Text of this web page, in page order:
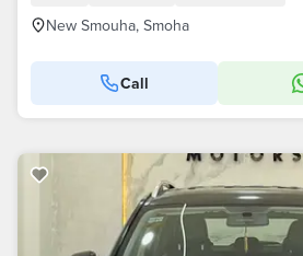
New Smouha, Smoha
Call